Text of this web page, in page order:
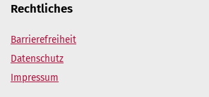
Rechtliches
Barrierefreiheit
Datenschutz
Impressum